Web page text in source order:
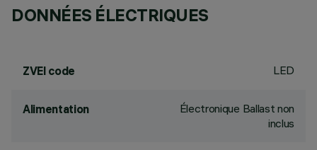
DONNÉES ÉLECTRIQUES
ZVEI code LED
Alimentation
Électronique Ballast non
inclus